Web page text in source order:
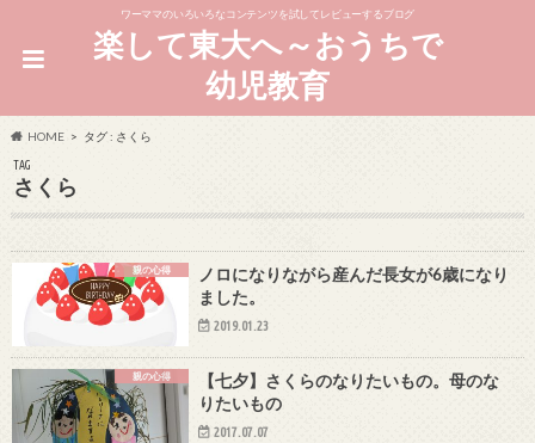
ワーママのいろいろなコンテンツを試してレビューするブログ
楽して東大へ～おうちで
幼児教育
HOME タグ : さくら
TAG
さくら
親の心得
ノロになりながら産んだ長女が6歳になり
ました。
2019.01.23
親の心得
【七夕】さくらのなりたいもの。母のな
りたいもの
2017.07.07